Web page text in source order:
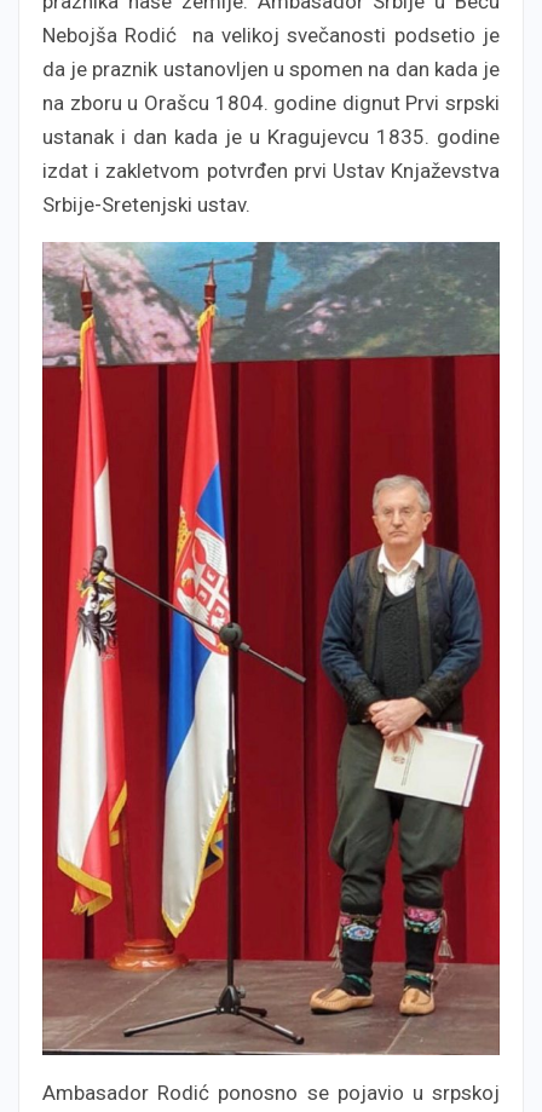
Nebojša Rodić na velikoj svečanosti podsetio je
da je praznik ustanovljen u spomen na dan kada je
na zboru u Orašcu 1804. godine dignut Prvi srpski
ustanak i dan kada je u Kragujevcu 1835. godine
izdat i zakletvom potvrđen prvi Ustav Knjaževstva
Srbije-Sretenjski ustav.
Ambasador Rodić ponosno se pojavio u srpskoj